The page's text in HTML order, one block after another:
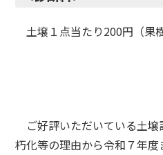
土壌１点当たり200円（果
ご好評いただいている土
朽化等の理由から令和７年